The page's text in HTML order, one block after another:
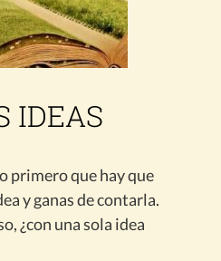
IDEAS
primero que hay que
y ganas de contarla.
¿con una sola idea